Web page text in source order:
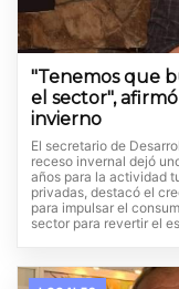
"Tenemos que
el sector",
invierno
El secretario de
receso invernal dejó
años para la actividad
privadas, destacó el
para impulsar el
sector para revertir el